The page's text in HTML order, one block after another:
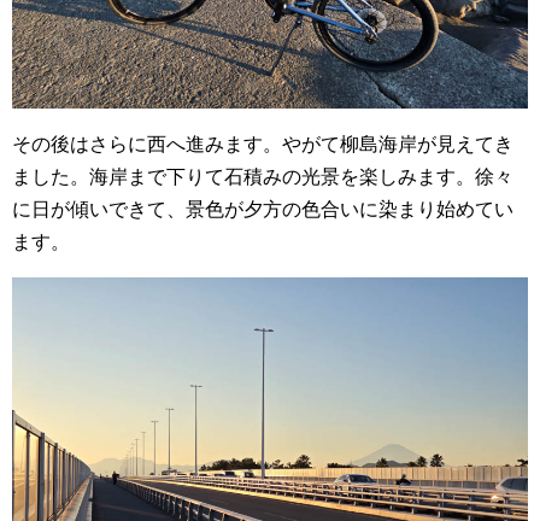
その後はさらに西へ進みます。やがて柳島海岸が見えてき
ました。海岸まで下りて石積みの光景を楽しみます。徐々
に日が傾いできて、景色が夕方の色合いに染まり始めてい
ます。